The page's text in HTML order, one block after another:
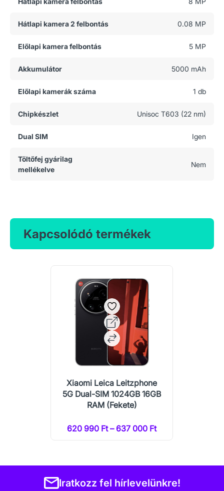
Hátlapi kamera 2 felbontás 0.08 MP
Előlapi kamera felbontás 5 MP
Akkumulátor 5000 mAh
Előlapi kamerák száma 1 db
Chipkészlet Unisoc T603 (22 nm)
Dual SIM Igen
Töltőfej gyárilag
mellékelve
Nem
Kapcsolódó termékek
Xiaomi Leica Leitzphone
5G Dual-SIM 1024GB 16GB
RAM (Fekete)
620 990 Ft – 637 000 Ft
Iratkozz fel hírlevelünkre!